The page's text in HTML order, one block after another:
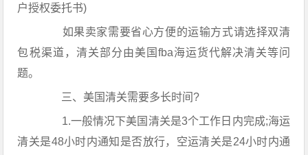
户授权委托书)
如果卖家需要省心方便的运输方式请选择双清
包税渠道，清关部分由美国fba海运货代解决清关等问
题。
三、美国清关需要多长时间?
1.一般情况下美国清关是3个工作日内完成;海运
清关是48小时内通知是否放行，空运清关是24小时内通